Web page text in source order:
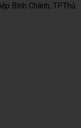
Bình Chánh, TP.Thủ